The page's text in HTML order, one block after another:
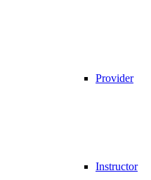
Provider
Instructor